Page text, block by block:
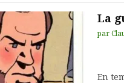
La
par
En